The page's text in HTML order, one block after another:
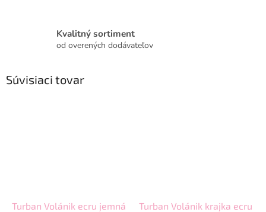
Kvalitný sortiment
od overených dodávateľov
Súvisiaci tovar
Turban Volánik ecru jemná
Turban Volánik krajka ecru